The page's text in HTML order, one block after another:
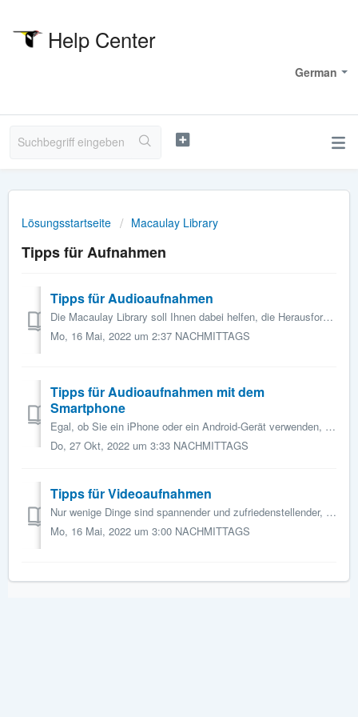
Help Center
German
Lösungsstartseite Macaulay Library
Tipps für Aufnahmen
Tipps für Audioaufnahmen
Die Macaulay Library soll Ihnen dabei helfen, die Herausforderungen bei der Aufnahme von Vögeln und anderen Tieren in freier Wildbahn zu meistern. Auf die...
Mo, 16 Mai, 2022 um 2:37 NACHMITTAGS
Tipps für Audioaufnahmen mit dem
Smartphone
Egal, ob Sie ein iPhone oder ein Android-Gerät verwenden, mit einer kostenlosen oder kostengünstigen Aufnahme-App und einer guten Methode können Sie mit ...
Do, 27 Okt, 2022 um 3:33 NACHMITTAGS
Tipps für Videoaufnahmen
Nur wenige Dinge sind spannender und zufriedenstellender, als die Schönheit und das Verhalten von Vögeln in einem gut gemachten Video festzuhalten. Gleichze...
Mo, 16 Mai, 2022 um 3:00 NACHMITTAGS